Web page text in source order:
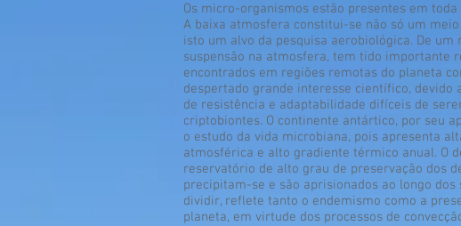
Os micro-organismos estão presentes em
A baixa atmosfera constitui-se não só um
isto um alvo da pesquisa aerobiológica. De
suspensão na atmosfera, tem tido importante
encontrados em regiões remotas do planeta
despertado grande interesse científico,
de resistência e adaptabilidade difíceis de
criptobiontes. O continente antártico, por seu
o estudo da vida microbiana, pois apresenta
atmosférica e alto gradiente térmico anual. O
reservatório de alto grau de preservação dos
precipitam-se e são aprisionados ao longo
dividir, reflete tanto o endemismo como a
planeta, em virtude dos processos de